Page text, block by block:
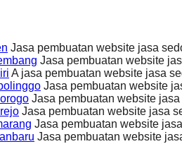
Jasa pembuatan website jasa
Jasa pembuatan website
A jasa pembuatan website jasa
Jasa pembuatan website
Jasa pembuatan website
Jasa pembuatan website jasa
Jasa pembuatan website
Jasa pembuatan website